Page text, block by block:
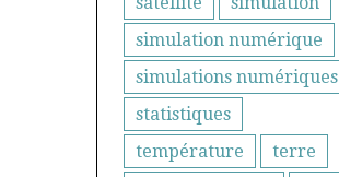
simulation numérique
simulations numériques
statistiques
température
terre